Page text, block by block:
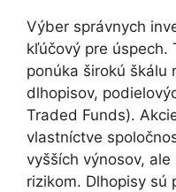
Výber správnych
kľúčový pre úspech.
ponúka širokú škálu
dlhopisov,
Traded Funds).
vlastníctve
vyšších výnosov,
rizikom. Dlhopisy sú